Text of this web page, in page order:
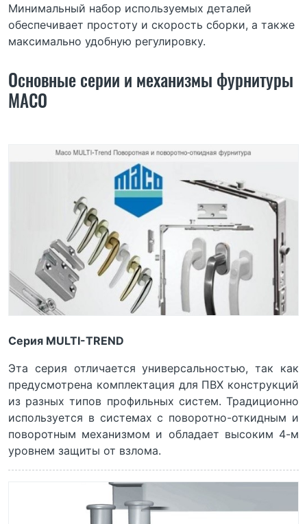
Минимальный набор используемых деталей
обеспечивает простоту и скорость сборки, а также
максимально удобную регулировку.
Основные серии и механизмы фурнитуры
MACO
Серия MULTI-TREND
Эта серия отличается универсальностью, так как
предусмотрена комплектация для ПВХ конструкций
из разных типов профильных систем. Традиционно
используется в системах с поворотно-откидным и
поворотным механизмом и обладает высоким 4-м
уровнем защиты от взлома.